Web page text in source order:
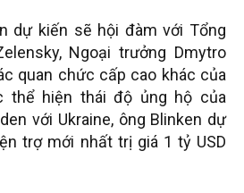
dự kiến sẽ hội đàm với Tổng
Ngoại trưởng Dmytro
quan chức cấp cao khác của
thể hiện thái độ ủng hộ của
với Ukraine, ông Blinken dự
trợ mới nhất trị giá 1 tỷ USD